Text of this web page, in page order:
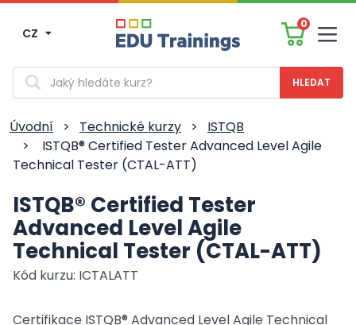
CZ
0
Vyhledávání
Úvodní > Technické kurzy >
ISTQB
>
ISTQB® Certified Tester Advanced Level Agile
Technical Tester (CTAL-ATT)
ISTQB® Certified Tester
Advanced Level Agile
Technical Tester (CTAL-ATT)
Kód kurzu: ICTALATT
Certifikace ISTQB® Advanced Level Agile Technical